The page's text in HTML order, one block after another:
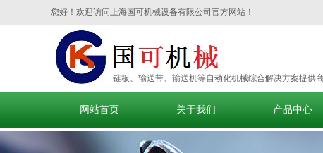
您好！欢迎访问上海国可机械设备有限公司官方网站！
链板、输送带、输送机等自动化机械综合解决方案提供
网站首页 关于我们 产品中心